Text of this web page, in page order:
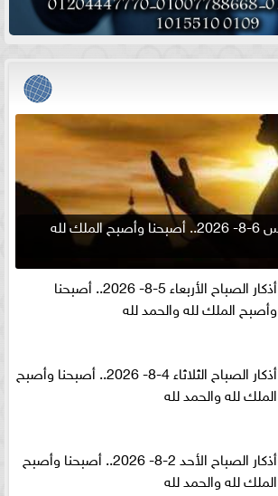
أذكار الصباح الخميس 6-8- 2026.. أصبحنا وأصبح الملك لله
أذكار الصباح الأربعاء 5-8- 2026.. أصبحنا
وأصبح الملك لله والحمد لله
أذكار الصباح الثلاثاء 4-8- 2026.. أصبحنا وأصبح
الملك لله والحمد لله
أذكار الصباح الأحد 2-8- 2026.. أصبحنا وأصبح
الملك لله والحمد لله